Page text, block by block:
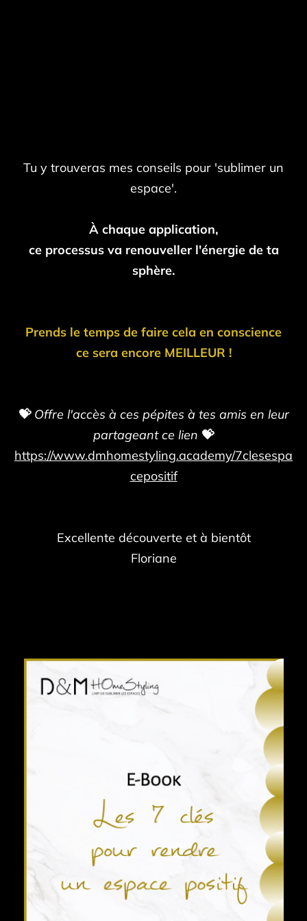
Tu y trouveras mes conseils pour 'sublimer un
espace'.
À chaque application,
ce processus va renouveller l'énergie de ta
sphère.
Prends le temps de faire cela en conscience
ce sera encore MEILLEUR !
💝 Offre l'accès à ces pépites à tes amis en leur
partageant ce lien 💝
https://www.dmhomestyling.academy/7clesespa
cepositif
Excellente découverte et à bientôt
Floriane